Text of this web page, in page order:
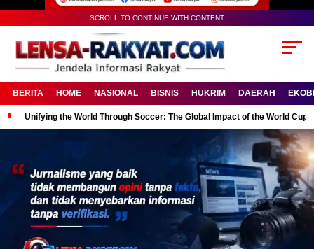
SCROLL TO CONTINUE WITH CONTENT
BERITA HOME NASIONAL BISNIS HUKRIM DAERAH
Unifying the World Through Soccer: The Global Impact of the World Cup